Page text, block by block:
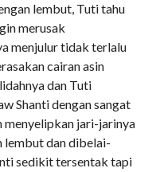
lembut, Tuti tahu
merusak
menjulur tidak terlalu
cairan asin
dan Tuti
Shanti dengan sangat
menyelipkan jari-jarinya
lembut dan dibelai-
sedikit tersentak tapi